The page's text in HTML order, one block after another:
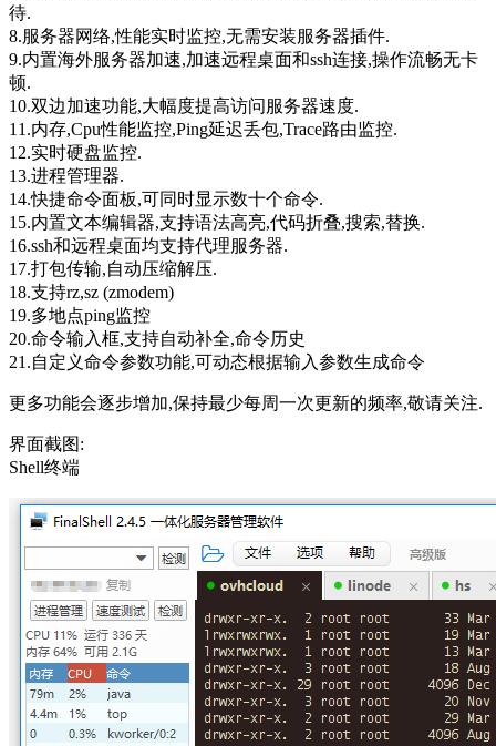
待.
8.服务器网络,性能实时监控,无需安装服务器插件.
9.内置海外服务器加速,加速远程桌面和ssh连接,操作流畅无卡
顿.
10.双边加速功能,大幅度提高访问服务器速度.
11.内存,Cpu性能监控,Ping延迟丢包,Trace路由监控.
12.实时硬盘监控.
13.进程管理器.
14.快捷命令面板,可同时显示数十个命令.
15.内置文本编辑器,支持语法高亮,代码折叠,搜索,替换.
16.ssh和远程桌面均支持代理服务器.
17.打包传输,自动压缩解压.
18.支持rz,sz (zmodem)
19.多地点ping监控
20.命令输入框,支持自动补全,命令历史
21.自定义命令参数功能,可动态根据输入参数生成命令
更多功能会逐步增加,保持最少每周一次更新的频率,敬请关注.
界面截图:
Shell终端